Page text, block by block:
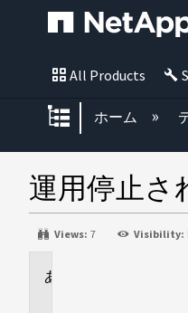
All Products
グローバ
ホーム
運用停止さ
Views: 7 Visibility: